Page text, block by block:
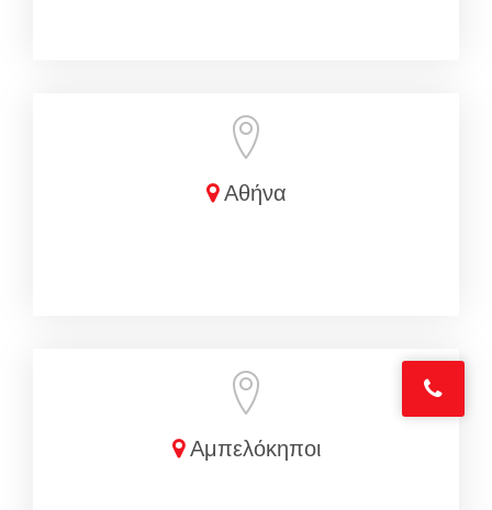
Αθήνα
Αμπελόκηποι